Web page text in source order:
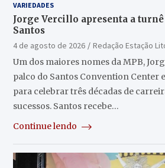
VARIEDADES
Jorge Vercillo apresenta a turnê
Santos
4 de agosto de 2026
Redação Estação
Um dos maiores nomes da MPB,
palco do Santos Convention Center
para celebrar três décadas de
sucessos. Santos recebe…
Continue lendo